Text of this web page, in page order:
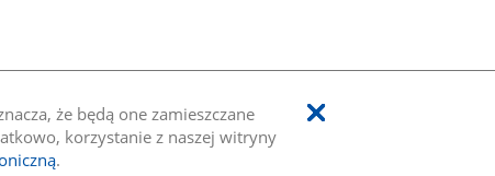
że będą one zamieszczane
korzystanie z naszej witryny
.